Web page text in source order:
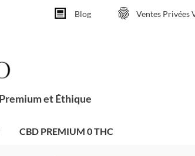
Blog Ventes Privées
et Éthique
CBD PREMIUM 0 THC